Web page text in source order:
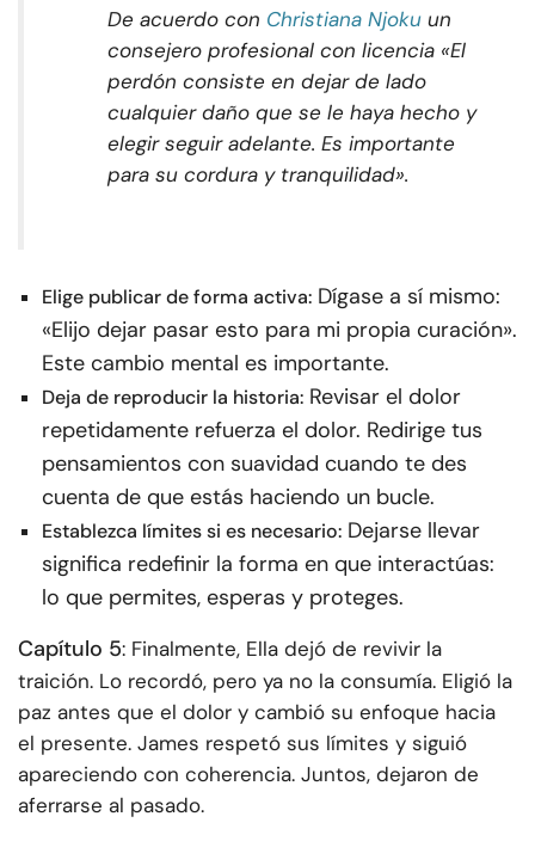
De acuerdo con Christiana Njoku un
consejero profesional con licencia «El
perdón consiste en dejar de lado
cualquier daño que se le haya hecho y
elegir seguir adelante. Es importante
para su cordura y tranquilidad».
Elige publicar de forma activa: Dígase a sí mismo:
«Elijo dejar pasar esto para mi propia curación».
Este cambio mental es importante.
Deja de reproducir la historia: Revisar el dolor
repetidamente refuerza el dolor. Redirige tus
pensamientos con suavidad cuando te des
cuenta de que estás haciendo un bucle.
Establezca límites si es necesario: Dejarse llevar
significa redefinir la forma en que interactúas:
lo que permites, esperas y proteges.
Capítulo 5: Finalmente, Ella dejó de revivir la
traición. Lo recordó, pero ya no la consumía. Eligió la
paz antes que el dolor y cambió su enfoque hacia
el presente. James respetó sus límites y siguió
apareciendo con coherencia. Juntos, dejaron de
aferrarse al pasado.